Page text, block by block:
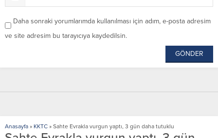
Daha sonraki yorumlarımda kullanılması için adım, e-posta adresim
ve site adresim bu tarayıcıya kaydedilsin.
Anasayfa » KKTC » Sahte Evrakla vurgun yaptı, 3 gün daha tutuklu